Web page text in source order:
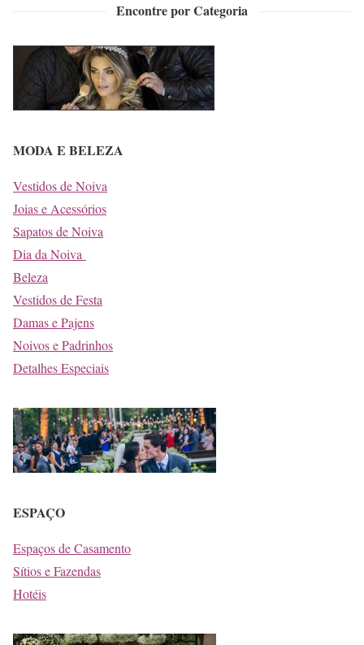
Encontre por Categoria
MODA E BELEZA
Vestidos de Noiva
Joias e Acessórios
Sapatos de Noiva
Dia da Noiva
Beleza
Vestidos de Festa
Damas e Pajens
Noivos e Padrinhos
Detalhes Especiais
ESPAÇO
Espaços de Casamento
Sítios e Fazendas
Hotéis